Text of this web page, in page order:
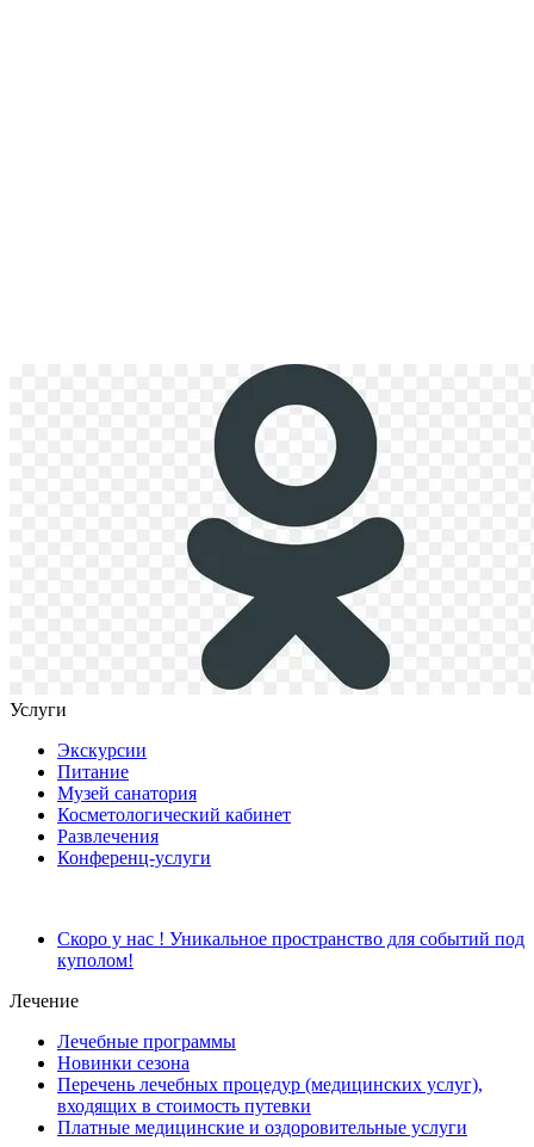
Услуги
Экскурсии
Питание
Музей санатория
Косметологический кабинет
Развлечения
Конференц-услуги
Скоро у нас ! Уникальное пространство для событий под
куполом!
Лечение
Лечебные программы
Новинки сезона
Перечень лечебных процедур (медицинских услуг),
входящих в стоимость путевки
Платные медицинские и оздоровительные услуги